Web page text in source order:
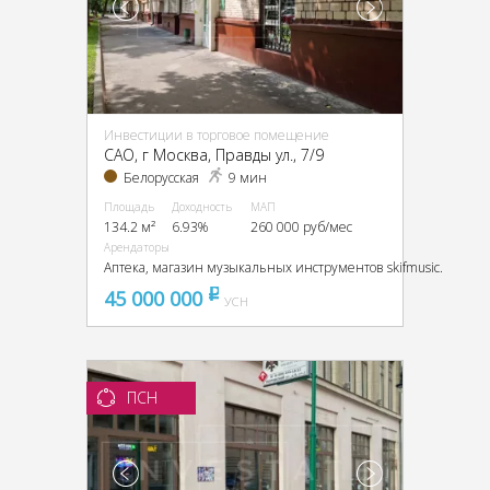
Инвестиции в торговое помещение
CАО, г Москва, Правды ул., 7/9
Белорусская 9 мин
Площадь
134.2 м²
Доходность
6.93%
МАП
260 000 руб/мес
Арендаторы
Аптека, магазин музыкальных инструментов skifmusic.
45 000 000 pуб
УСН
ПСН